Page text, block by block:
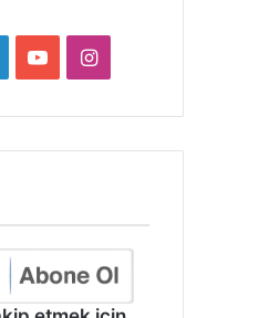
YouTubeInstagram